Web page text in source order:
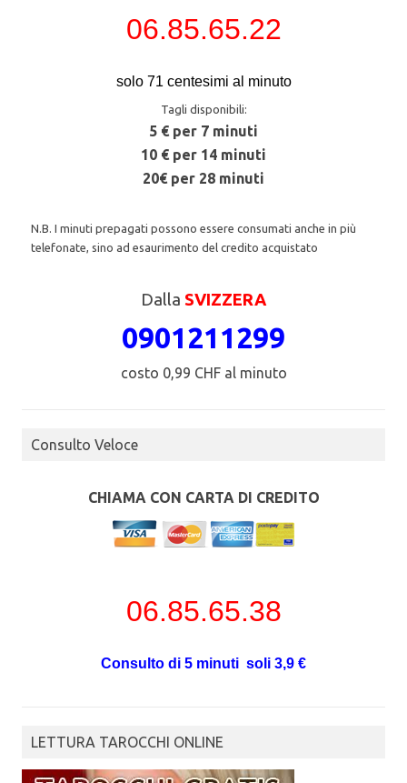
06.85.65.22
solo 71 centesimi al minuto
Tagli disponibili:
5 € per 7 minuti
10 € per 14 minuti
20€ per 28 minuti
N.B. I minuti prepagati possono essere consumati anche in più
telefonate, sino ad esaurimento del credito acquistato
Dalla SVIZZERA
0901211299
costo 0,99 CHF al minuto
Consulto Veloce
CHIAMA CON CARTA DI CREDITO
06.85.65.38
Consulto di 5 minuti soli 3,9 €
LETTURA TAROCCHI ONLINE